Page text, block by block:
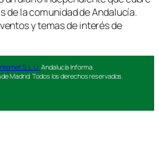
de la comunidad de Andalucía.
y temas de interés de
S.L.U. Andalucía Informa.
Madrid. Todos los derechos reservados.